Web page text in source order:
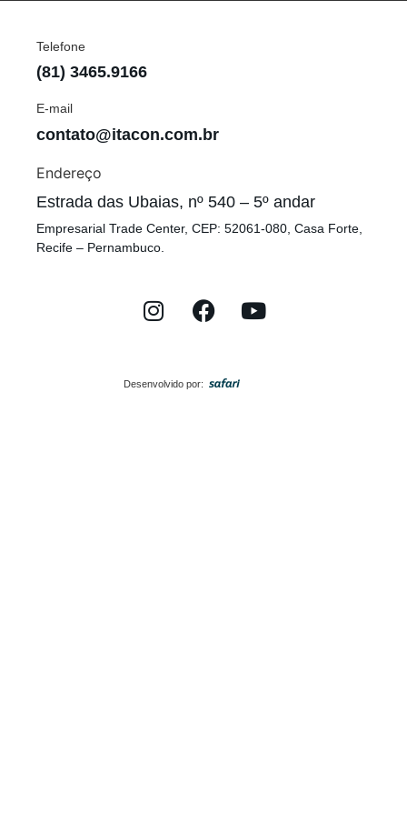
Telefone
(81) 3465.9166
E-mail
contato@itacon.com.br
Endereço
Estrada das Ubaias, nº 540 – 5º andar
Empresarial Trade Center, CEP: 52061-080, Casa Forte,
Recife – Pernambuco.
Desenvolvido por: